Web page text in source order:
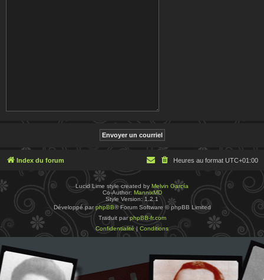
Index du forum Heures au format UTC+01:00
Lucid Lime style created by Melvin García
Co-Author: MannixMD
Style Version: 1.2.1
Développé parphpBB® Forum Software © phpBB Limited
Traduit parphpBB-fr.com
Confidentialité| Conditions